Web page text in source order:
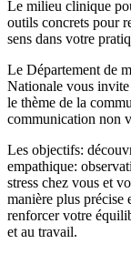
Le milieu clinique
outils concrets pour
sens dans votre
Le Département de
Nationale vous
le thème de la
communication non
Les objectifs:
empathique:
stress chez vous et
manière plus précise
renforcer votre
et au travail.